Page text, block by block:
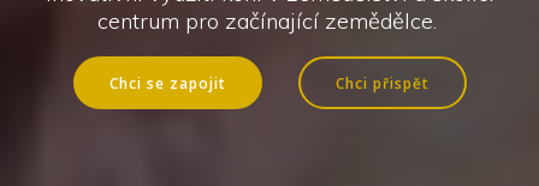
centrum pro začínající zemědělce.
Chci se zapojit Chci přispět